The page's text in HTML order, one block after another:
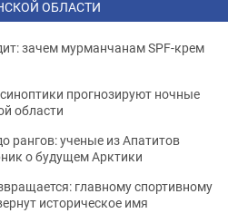
ОБЛАСТИ
зачем мурманчанам SPF-крем
прогнозируют ночные
области
рангов: ученые из Апатитов
о будущем Арктики
главному спортивному
историческое имя